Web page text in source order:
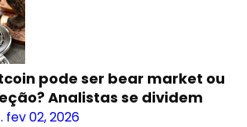
pode ser bear market ou
Analistas se dividem
. fev 02, 2026